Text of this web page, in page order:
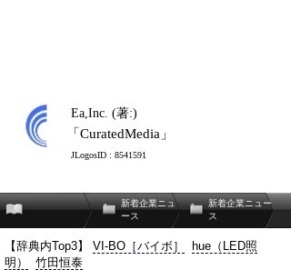
Ea,Inc. (著:)
「CuratedMedia」
JLogosID : 8541591
新着企業ニュ
ース
新着企業ニュー
ス
【辞典内Top3】 VI-BO［バイボ］
hue（LED照
明）
竹田恒泰